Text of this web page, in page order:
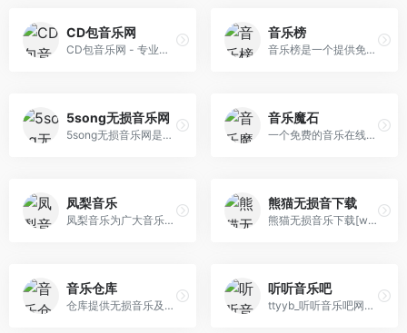
CD包音乐网
CD包音乐网 - 专业的无损音乐分享论坛，分享高音质无损音乐免费下载。提供ape、flac、wav、mp3、aac等格式专辑，汽车CD、慢摇DJ、影视原声等打包CD下载以及音乐资讯、乐评、在线试听及歌曲推荐。
音乐榜
音乐榜是一个提供免费无损音乐和MP3歌曲下载的网站，旨在为音乐爱好者创建一个交流与分享资源的空间。该平台没有广告干扰，也不需要用户登录即可使用。
5song无损音乐网
5song无损音乐网是一个免费提供全网无损音乐及mp3歌曲免费下载网站,为广大音乐爱好者提供音乐交流及资源分享平台。
音乐魔石
一个免费的音乐在线播放网站，支持音乐下载
凤梨音乐
凤梨音乐为广大音乐爱好者提供高音质无损音乐资源的一个音乐分享平台
熊猫无损音下载
熊猫无损音乐下载[www.xmwav.com],一个免费分享wav|flac|mp3格式无损音乐的网站,为广大无损音乐爱好者提供交流及资源分享，在这里可以找到很多您喜爱的无损音乐免费下载。收录的无损音乐主要以wav、flac、ape、mp3等格式，每首无损音乐都是熊猫无损音乐网精心挑选，真正免费的无损音乐下载网站。
音乐仓库
仓库提供无损音乐及高清4K影视下载,热门相声小品等分享
听听音乐吧
ttyyb_听听音乐吧网是一个免费提供全网听听音乐吧及mp3歌曲免费下载网站,为广大音乐爱好者提供音乐交流及资源分享平台